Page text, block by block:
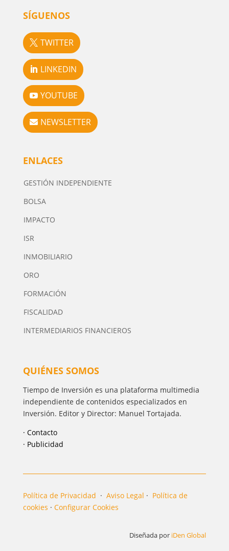
SÍGUENOS
TWITTER
LINKEDIN
YOUTUBE
NEWSLETTER
ENLACES
GESTIÓN INDEPENDIENTE
BOLSA
IMPACTO
ISR
INMOBILIARIO
ORO
FORMACIÓN
FISCALIDAD
INTERMEDIARIOS FINANCIEROS
QUIÉNES SOMOS
Tiempo de Inversión es una plataforma multimedia
independiente de contenidos especializados en
Inversión. Editor y Director: Manuel Tortajada.
· Contacto
· Publicidad
Política de Privacidad · Aviso Legal · Política de
cookies · Configurar Cookies
Diseñada por iDen Global